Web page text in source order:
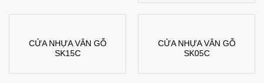
CỬA NHỰA VÂN GỖ
SK15C
CỬA NHỰA VÂN GỖ
SK05C